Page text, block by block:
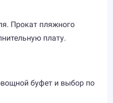
Прокат пляжного
плату.
буфет и выбор по